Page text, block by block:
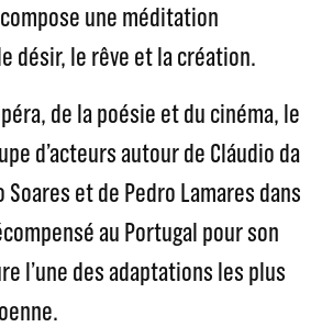
une méditation
désir, le rêve et la création.
de la poésie et du cinéma, le
d’acteurs autour de Cláudio da
et de Pedro Lamares dans
au Portugal pour son
l’une des adaptations les plus